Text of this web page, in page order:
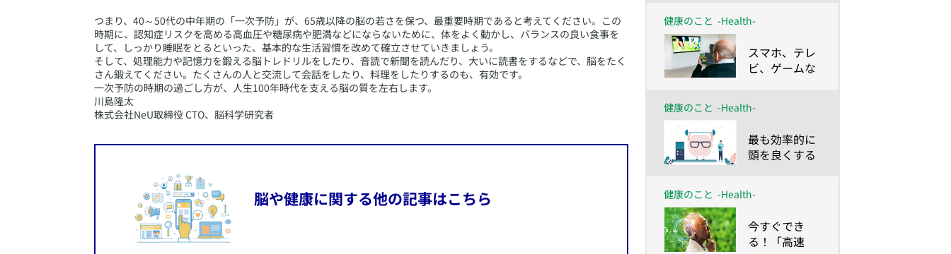
​つまり、40～50代の中年期の「一次予防」が、65歳以降の脳の若さを保つ、最重要時期であると考えてください。この
時期に、認知症リスクを高める高血圧や糖尿病や肥満などにならないために、体をよく動かし、バランスの良い食事を
して、しっかり睡眠をとるといった、基本的な生活習慣を改めて確立させていきましょう。
そして、処理能力や記憶力を鍛える脳トレドリルをしたり、音読で新聞を読んだり、大いに読書をするなどで、脳をたく
さん鍛えてください。たくさんの人と交流して会話をしたり、料理をしたりするのも、有効です。
一次予防の時期の過ごし方が、人生100年時代を支える脳の質を左右します。
​川島隆太
株式会社NeU取締役 CTO、脳科学研究者
脳や健康に関する他の記事はこちら
健康のこと -Health-
​スマホ、テレ
ビ、ゲームな
要注意!?
健康のこと -Health-
​最も効率的に
頭を良くする
健康のこと -Health-
​今すぐでき
る！「高速